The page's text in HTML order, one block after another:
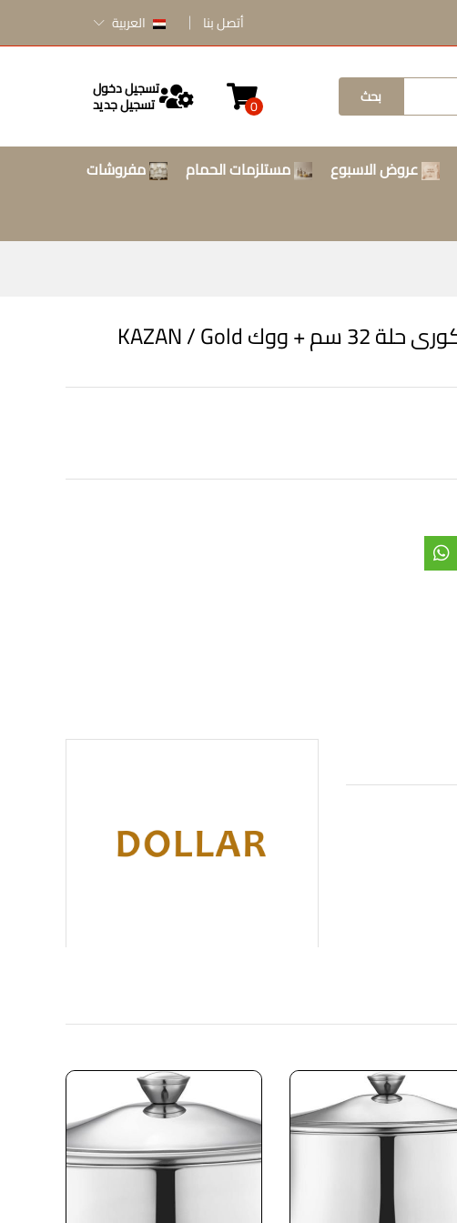
أتصل بنا العربية
بحث 0
تسجيل دخول
تسجيل جديد
عروض الاسبوع مستلزمات الحمام
مفروشات